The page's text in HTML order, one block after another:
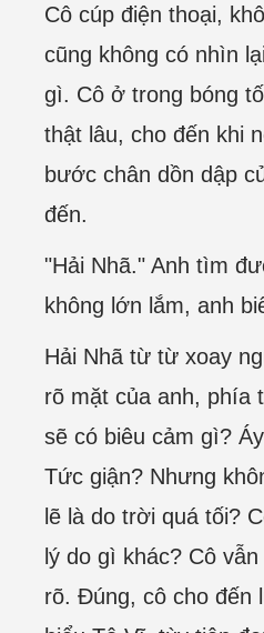
Cô cúp điện thoại,
cũng không có nhìn
gì. Cô ở trong bóng
thật lâu, cho đến khi
bước chân dồn dập
đến.
"Hải Nhã." Anh tìm
không lớn lắm, anh
Hải Nhã từ từ xoay
rõ mặt của anh, phía
sẽ có biêu cảm gì?
Tức giận? Nhưng
lẽ là do trời quá tối?
lý do gì khác? Cô
rõ. Đúng, cô cho đến